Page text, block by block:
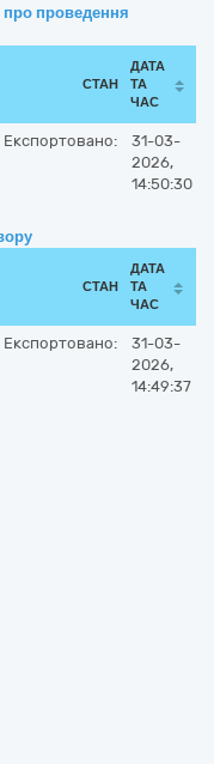
проведення
СТАН
ДАТА
ТА
ЧАС
Експортовано:
31-03-
2026,
14:50:30
СТАН
ДАТА
ТА
ЧАС
Експортовано:
31-03-
2026,
14:49:37